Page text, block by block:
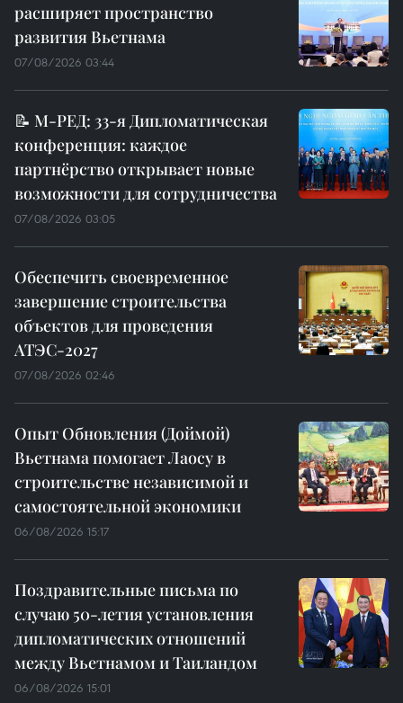
расширяет пространство
развития Вьетнама
07/08/2026 03:44
📝 М-РЕД: 33-я Дипломатическая
конференция: каждое
партнёрство открывает новые
возможности для сотрудничества
07/08/2026 03:05
Обеспечить своевременное
завершение строительства
объектов для проведения
АТЭС-2027
07/08/2026 02:46
Опыт Обновления (Доймой)
Вьетнама помогает Лаосу в
строительстве независимой и
самостоятельной экономики
06/08/2026 15:17
Поздравительные письма по
случаю 50-летия установления
дипломатических отношений
между Вьетнамом и Таиландом
06/08/2026 15:01